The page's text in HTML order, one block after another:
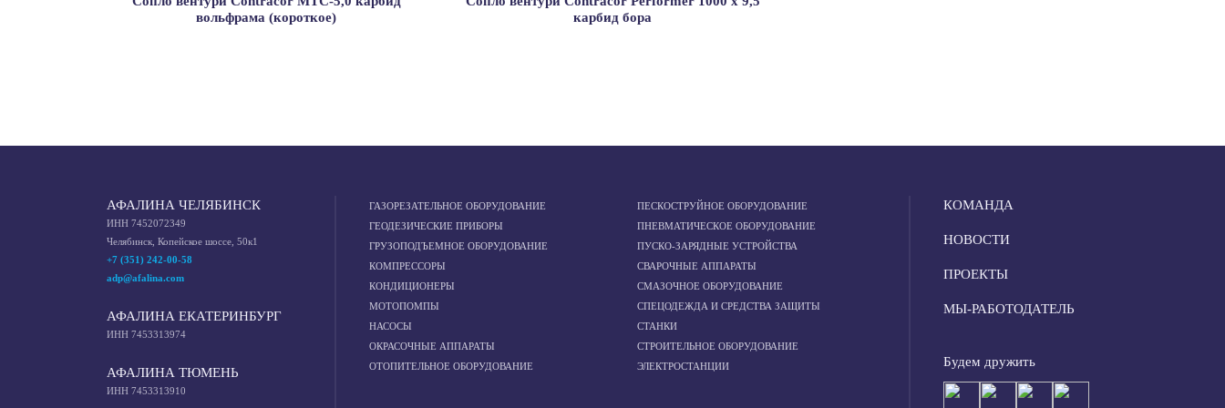
вольфрама (короткое)
карбид бора
АФАЛИНА ЧЕЛЯБИНСК
ИНН 7452072349
Челябинск, Копейское шоссе, 50к1
+7 (351) 242-00-58
adp@afalina.com
АФАЛИНА ЕКАТЕРИНБУРГ
ИНН 7453313974
АФАЛИНА ТЮМЕНЬ
ИНН 7453313910
ГАЗОРЕЗАТЕЛЬНОЕ ОБОРУДОВАНИЕ
ГЕОДЕЗИЧЕСКИЕ ПРИБОРЫ
ГРУЗОПОДЪЕМНОЕ ОБОРУДОВАНИЕ
КОМПРЕССОРЫ
КОНДИЦИОНЕРЫ
МОТОПОМПЫ
НАСОСЫ
ОКРАСОЧНЫЕ АППАРАТЫ
ОТОПИТЕЛЬНОЕ ОБОРУДОВАНИЕ
ПЕСКОСТРУЙНОЕ ОБОРУДОВАНИЕ
ПНЕВМАТИЧЕСКОЕ ОБОРУДОВАНИЕ
ПУСКО-ЗАРЯДНЫЕ УСТРОЙСТВА
СВАРОЧНЫЕ АППАРАТЫ
СМАЗОЧНОЕ ОБОРУДОВАНИЕ
СПЕЦОДЕЖДА И СРЕДСТВА ЗАЩИТЫ
СТАНКИ
СТРОИТЕЛЬНОЕ ОБОРУДОВАНИЕ
ЭЛЕКТРОСТАНЦИИ
КОМАНДА
НОВОСТИ
ПРОЕКТЫ
МЫ-РАБОТОДАТЕЛЬ
Будем дружить